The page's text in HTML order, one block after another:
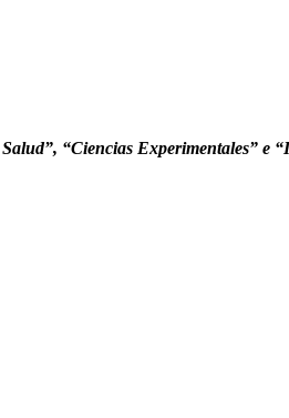
“Ciencias Experimentales” e